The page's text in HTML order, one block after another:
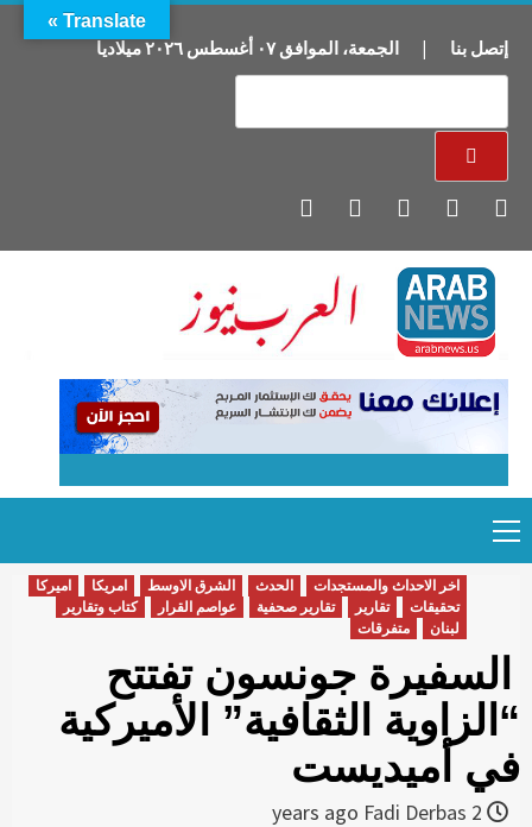
إتصل بنا | الجمعة، الموافق٠٧ أغسطس ٢٠٢٦ميلاديا
to
content
Menu
اخر الاحداث والمستجدات الحدث الشرق الاوسط امريكا
اميركا
تحقيقات
تقارير تقارير صحفية عواصم القرار
كتاب وتقارير
لبنان
متفرقات
السفيرة جونسون تفتتح
“الزاوية الثقافية” الأميركية
في أميديست
Fadi Derbas
Translate »